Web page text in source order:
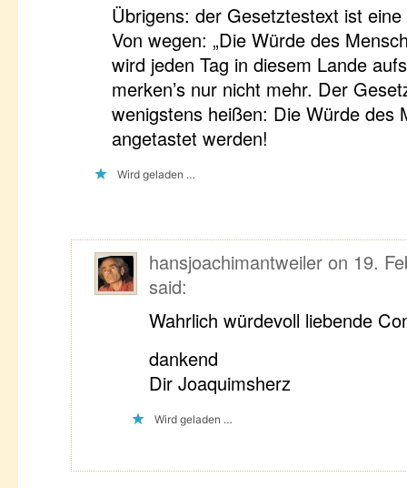
Übrigens: der Gesetztestext ist
Von wegen: „Die Würde des
wird jeden Tag in diesem Lande
merken’s nur nicht mehr. Der
wenigstens heißen: Die Würde des
angetastet werden!
Wird geladen …
hansjoachimantweiler on 19.
said:
Wahrlich würdevoll liebende
dankend
Dir Joaquimsherz
Wird geladen …